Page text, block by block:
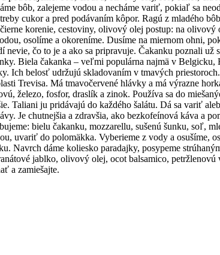
bôb, zalejeme vodou a necháme variť, pokiaľ sa
cukor a pred podávaním kôpor. Ragú z mladého
korenie, cestoviny, olivový olej postup: na
osolíme a okoreníme. Dusíme na miernom ohni,
čo to je a ako sa pripravuje. Čakanku poznali
Biela čakanka – veľmi populárna najmä v
Ich belosť udržujú skladovaním v tmavých
Trevisa. Má tmavočervené hlávky a má výrazne
železo, fosfor, draslík a zinok. Používa sa do
Taliani ju pridávajú do každého šalátu. Dá sa variť
Je chutnejšia a zdravšia, ako bezkofeínová káva a
bielu čakanku, mozzarellu, sušenú šunku, soľ,
uvariť do polomäkka. Vyberieme z vody a osušíme,
Navrch dáme koliesko paradajky, posypeme
jablko, olivový olej, ocot balsamico,
a zamiešajte.